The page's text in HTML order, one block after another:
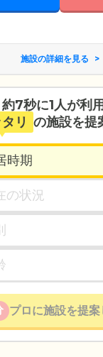
施設の詳細を見る
約7秒に1人が利
リ の施設を提
プロに施設を提案